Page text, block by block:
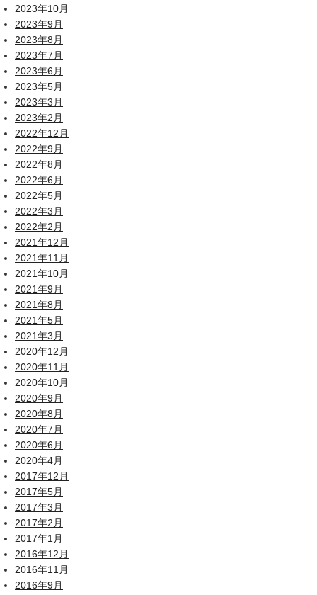
2023年10月
2023年9月
2023年8月
2023年7月
2023年6月
2023年5月
2023年3月
2023年2月
2022年12月
2022年9月
2022年8月
2022年6月
2022年5月
2022年3月
2022年2月
2021年12月
2021年11月
2021年10月
2021年9月
2021年8月
2021年5月
2021年3月
2020年12月
2020年11月
2020年10月
2020年9月
2020年8月
2020年7月
2020年6月
2020年4月
2017年12月
2017年5月
2017年3月
2017年2月
2017年1月
2016年12月
2016年11月
2016年9月